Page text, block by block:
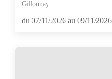
Gillonnay
du 07/11/2026 au 09/11/2026